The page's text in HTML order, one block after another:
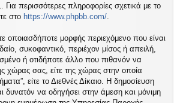
περισσότερες πληροφορίες σχετικά με το
στο https://www.phpbb.com/
οποιασδήποτε μορφής περιεχόμενο που είναι
συκοφαντικό, περιέχον μίσος ή απειλή,
ή οτιδήποτε άλλο που πιθανόν να
χώρας σας, είτε της χώρας στην οποία
είτε το Διεθνές Δίκαιο. Η δημοσίευση
δυνατόν να οδηγήσει στην άμεση και μόνιμη